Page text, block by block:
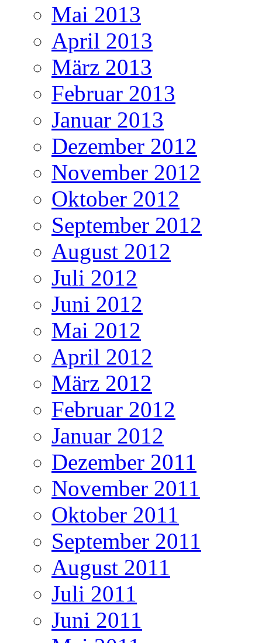
Mai 2013
April 2013
März 2013
Februar 2013
Januar 2013
Dezember 2012
November 2012
Oktober 2012
September 2012
August 2012
Juli 2012
Juni 2012
Mai 2012
April 2012
März 2012
Februar 2012
Januar 2012
Dezember 2011
November 2011
Oktober 2011
September 2011
August 2011
Juli 2011
Juni 2011